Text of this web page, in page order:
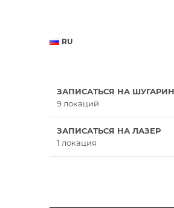
RU
ЗАПИСАТЬСЯ НА
9 локаций
ЗАПИСАТЬСЯ НА ЛАЗЕР
1 локация